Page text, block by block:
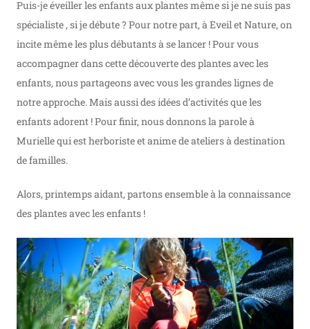
Puis-je éveiller les enfants aux plantes même si je ne suis pas
spécialiste , si je débute ? Pour notre part, à Eveil et Nature, on
incite même les plus débutants à se lancer ! Pour vous
accompagner dans cette découverte des plantes avec les
enfants, nous partageons avec vous les grandes lignes de
notre approche. Mais aussi des idées d’activités que les
enfants adorent ! Pour finir, nous donnons la parole à
Murielle qui est herboriste et anime de ateliers à destination
de familles.
Alors, printemps aidant, partons ensemble à la connaissance
des plantes avec les enfants !